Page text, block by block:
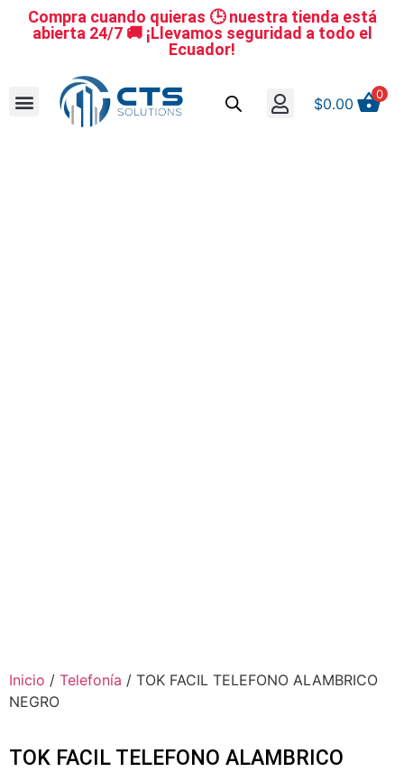
Compra cuando quieras 🕒 nuestra tienda está
abierta 24/7 🚚 ¡Llevamos seguridad a todo el
Ecuador!
$0.00
0
Inicio / Telefonía / TOK FACIL TELEFONO ALAMBRICO
NEGRO
TOK FACIL TELEFONO ALAMBRICO